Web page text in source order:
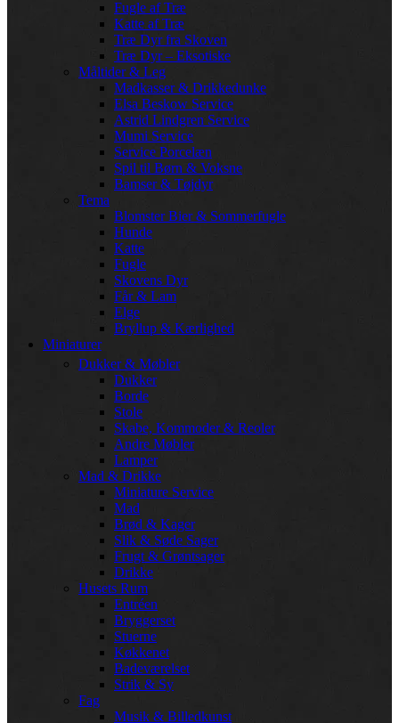
Fugle af Træ
Katte af Træ
Træ Dyr fra Skoven
Træ Dyr – Eksotiske
Måltider & Leg
Madkasser & Drikkedunke
Elsa Beskow Service
Astrid Lindgren Service
Mumi Service
Service Porcelæn
Spil til Børn & Voksne
Bamser & Tøjdyr
Tema
Blomster Bier & Sommerfugle
Hunde
Katte
Fugle
Skovens Dyr
Får & Lam
Elge
Bryllup & Kærlighed
Miniaturer
Dukker & Møbler
Dukker
Borde
Stole
Skabe, Kommoder & Reoler
Andre Møbler
Lamper
Mad & Drikke
Miniature Service
Mad
Brød & Kager
Slik & Søde Sager
Frugt & Grøntsager
Drikke
Husets Rum
Entréen
Bryggerset
Stuerne
Køkkenet
Badeværelset
Strik & Sy
Fag
Musik & Billedkunst